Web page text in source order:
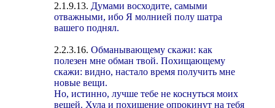
2.1.9.13. Думами восходите, самыми
отважными, ибо Я молнией полу шатра
вашего поднял.
2.2.3.16. Обманывающему скажи: как
полезен мне обман твой. Похищающему
скажи: видно, настало время получить мне
новые вещи.
Но, истинно, лучше тебе не коснуться моих
вещей. Хула и похищение опрокинут на тебя